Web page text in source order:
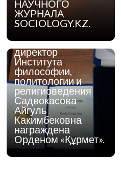
НАУЧНОГО
ЖУРНАЛА
SOCIOLOGY.KZ.
17.03.2026
Указом Главы
генеральный
директор
Института
философии,
политологии и
религиоведения
Садвокасова
Айгуль
Какимбековна
награждена
Орденом «Құрмет».